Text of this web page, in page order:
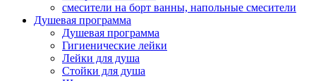
смесители на борт ванны, напольные смесители
Душевая программа
Душевая программа
Гигиенические лейки
Лейки для душа
Стойки для душа